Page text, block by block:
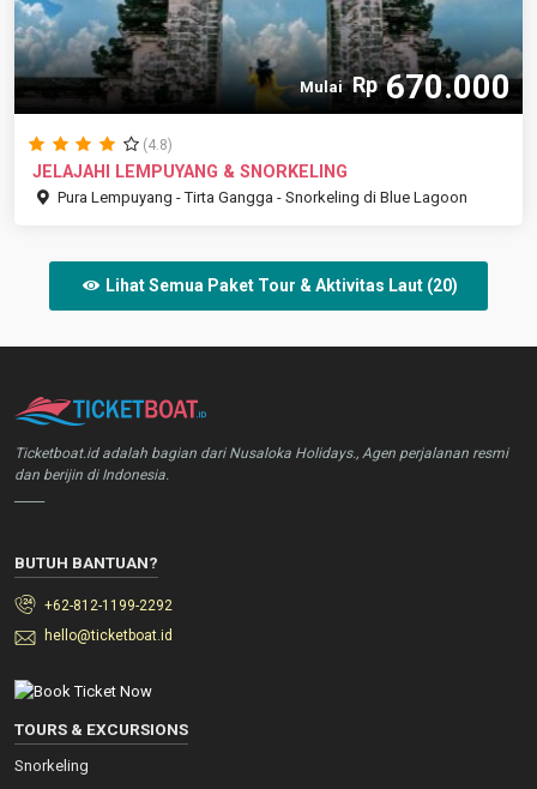
Mulai Rp670.000
(4.8)
JELAJAHI LEMPUYANG & SNORKELING
Pura Lempuyang - Tirta Gangga - Snorkeling di Blue Lagoon
Lihat Semua Paket Tour & Aktivitas Laut (20)
Ticketboat.id adalah bagian dari Nusaloka Holidays., Agen perjalanan resmi
dan berijin di Indonesia.
BUTUH BANTUAN?
+62-812-1199-2292
hello@ticketboat.id
TOURS & EXCURSIONS
Snorkeling